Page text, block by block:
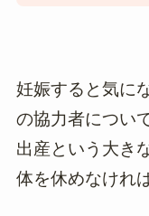
妊娠すると気に
の協力者につい
出産という大き
体を休めなけれ